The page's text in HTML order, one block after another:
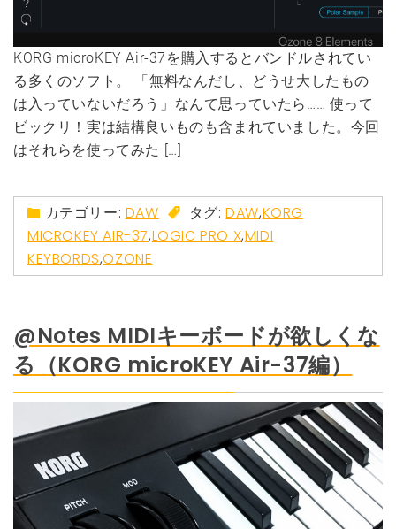
KORG microKEY Air-37を購入するとバンドルされてい
る多くのソフト。 「無料なんだし、どうせ大したもの
は入っていないだろう」なんて思っていたら…… 使って
ビックリ！実は結構良いものも含まれていました。今回
はそれらを使ってみた […]
カテゴリー: DAW タグ:DAW,KORG
MICROKEY AIR-37,LOGIC PRO X,MIDI
KEYBORDS,OZONE
@Notes MIDIキーボードが欲しくな
る（KORG microKEY Air-37編）